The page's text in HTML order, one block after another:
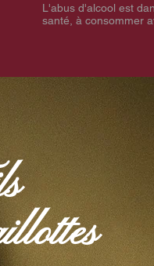
L'abus d'alcool est
santé, à consommer